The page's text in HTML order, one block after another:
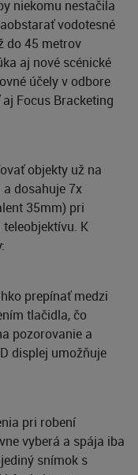
niekomu nestačila
vodotesné
do 45 metrov
aj nové scénické
účely v odbore
Focus Bracketing
objekty už na
dosahuje 7x
35mm) pri
K
prepínať medzi
tlačidla, čo
pozorovanie a
displej umožňuje
pri robení
vyberá a spája iba
snímok s